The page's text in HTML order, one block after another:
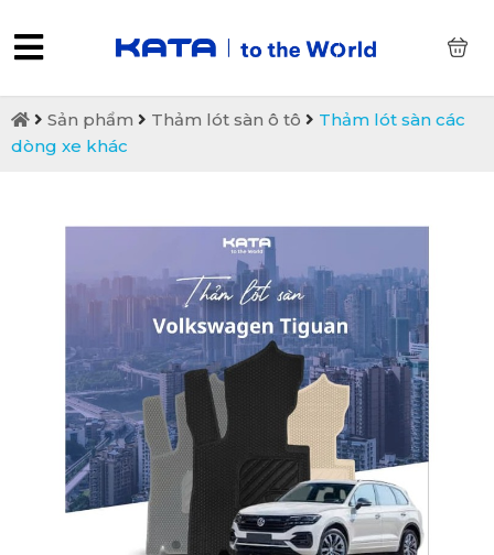
Sản phẩm Thảm lót sàn ô tô
Thảm lót sàn các
dòng xe khác